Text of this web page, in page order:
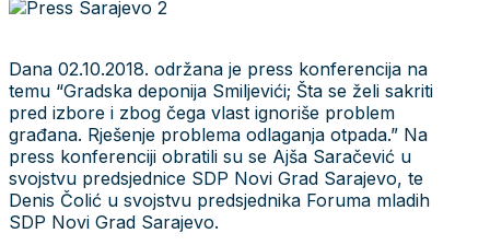
Dana 02.10.2018. održana je press konferencija na
temu “Gradska deponija Smiljevići; Šta se želi sakriti
pred izbore i zbog čega vlast ignoriše problem
građana. Rješenje problema odlaganja otpada.” Na
press konferenciji obratili su se Ajša Saračević u
svojstvu predsjednice SDP Novi Grad Sarajevo, te
Denis Čolić u svojstvu predsjednika Foruma mladih
SDP Novi Grad Sarajevo.